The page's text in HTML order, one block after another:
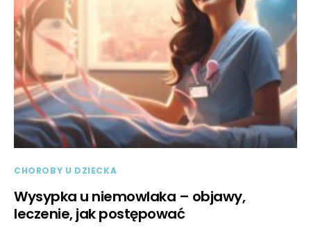
CHOROBY U DZIECKA
Wysypka u niemowlaka – objawy,
leczenie, jak postępować